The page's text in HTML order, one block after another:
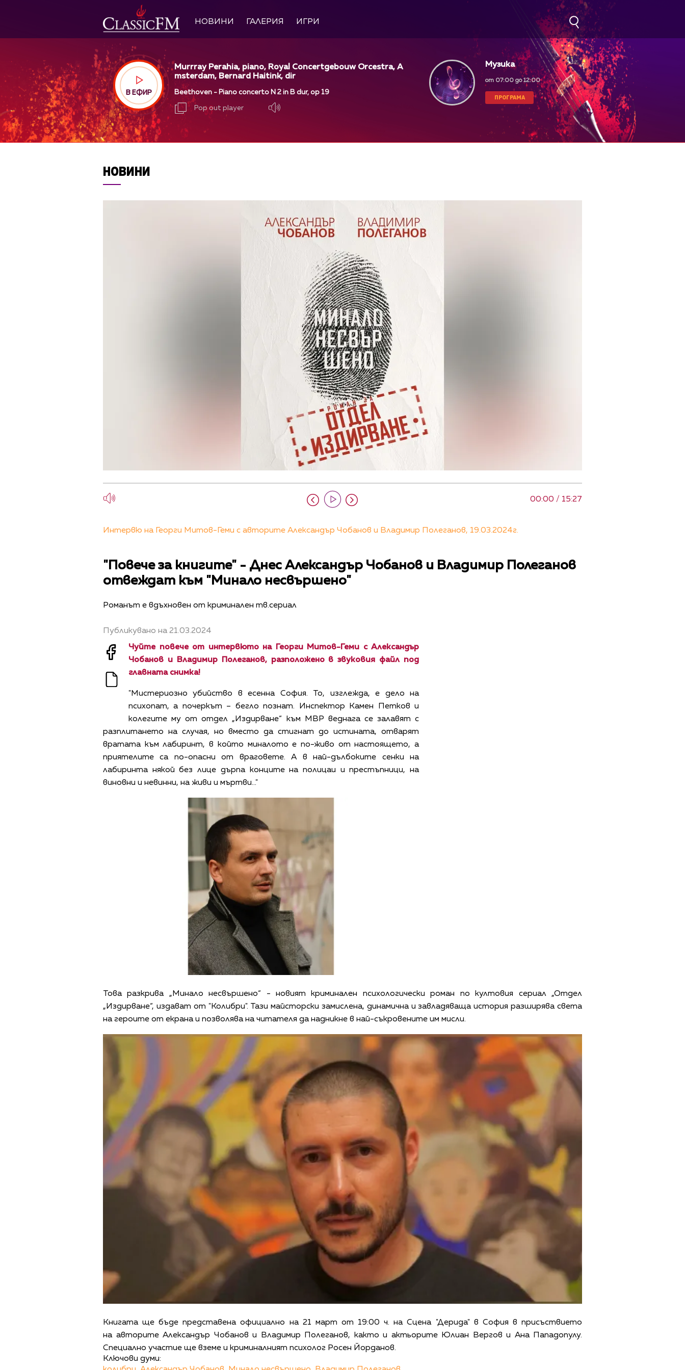
НОВИНИ ГАЛЕРИЯ ИГРИ
В ЕФИР
Murrray Perahia, piano, Royal Concertgebouw Orcestra, A
msterdam, Bernard Haitink, dir
Beethoven - Piano concerto N 2 in B dur, op 19
Pop out player
Музика
от 07:00 до 12:00
ПРОГРАМА
НОВИНИ
00:00 / 15:27
Интервю на Георги Митов-Геми с авторите Александър Чобанов и Владимир Полеганов, 19.03.2024г.
"Повече за книгите" - Днес Александър Чобанов и Владимир Полеганов
отвеждат към "Минало несвършено"
Романът е вдъхновен от криминален тв.сериал
Публикувано на 21.03.2024
Чуйте повече от интервюто на Георги Митов-Геми с Александър
Чобанов и Владимир Полеганов, разположено в звуковия файл под
главната снимка!
"Мистериозно убийство в есенна София. То, изглежда, е дело на
психопат, а почеркът – бегло познат. Инспектор Камен Петков и
колегите му от отдел „Издирване“ към МВР веднага се залавят с
разплитането на случая, но вместо да стигнат до истината, отварят
вратата към лабиринт, в който миналото е по-живо от настоящето, а
приятелите са по-опасни от враговете. А в най-дълбоките сенки на
лабиринта някой без лице дърпа конците на полицаи и престъпници, на
виновни и невинни, на живи и мъртви..."
Това разкрива „Минало несвършено“ - новият криминален психологически роман по култовия сериал „Отдел
„Издирване“, издават от "Колибри". Тази майсторски замислена, динамична и завладяваща история разширява света
на героите от екрана и позволява на читателя да надникне в най-съкровените им мисли.
Книгата ще бъде представена официално на 21 март от 19:00 ч. на Сцена "Дерида" в София в присъствието
на авторите Александър Чобанов и Владимир Полеганов, както и актьорите Юлиан Вергов и Ана Пападопулу.
Специално участие ще вземе и криминалният психолог Росен Йорданов.
Ключови думи: